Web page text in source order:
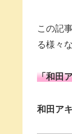
この記
る様々
「和田
和田ア